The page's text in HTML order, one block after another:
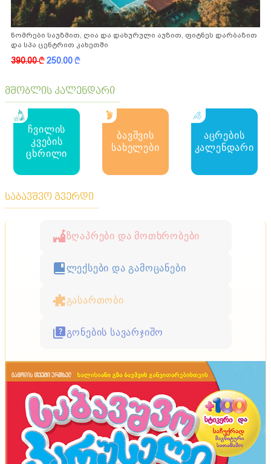
ნომრები საუზმით, ღია და დახურული აუზით, ფიტნეს დარბაზით
და სპა ცენტრით კახეთში
390.00k250.00k
მშობლის კალენდარი
ჩვილის
კვების
ცხრილი
ბავშვის
სახელები
აცრების
კალენდარი
საბავშვო გვერდი
ზღაპრები და მოთხრობები
ლექსები და გამოცანები
გასართობი
გონების სავარჯიშო